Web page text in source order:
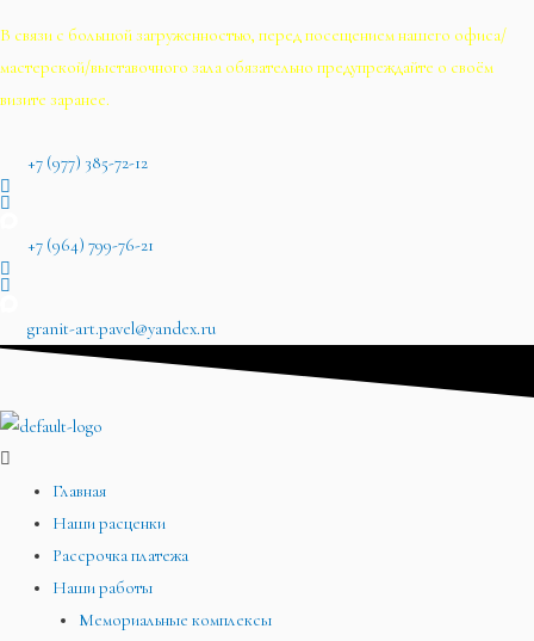
В связи с большой загруженностью, перед посещением нашего офиса/
мастерской/выставочного зала обязательно предупреждайте о своём
визите заранее.
+7 (977) 385-72-12
+7 (964) 799-76-21
granit-art.pavel@yandex.ru
Главная
Наши расценки
Рассрочка платежа
Наши работы
Мемориальные комплексы